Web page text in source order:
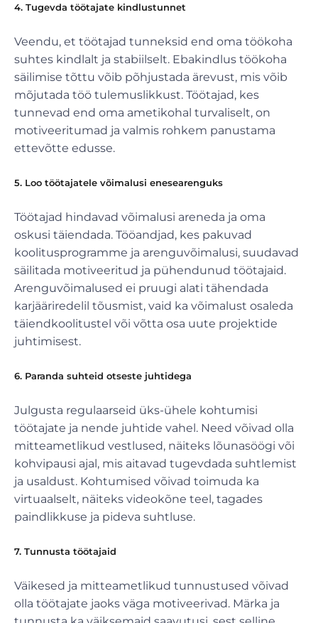
4. Tugevda töötajate kindlustunnet
Veendu, et töötajad tunneksid end oma töökoha
suhtes kindlalt ja stabiilselt. Ebakindlus töökoha
säilimise tõttu võib põhjustada ärevust, mis võib
mõjutada töö tulemuslikkust. Töötajad, kes
tunnevad end oma ametikohal turvaliselt, on
motiveeritumad ja valmis rohkem panustama
ettevõtte edusse.
5. Loo töötajatele võimalusi enesearenguks
Töötajad hindavad võimalusi areneda ja oma
oskusi täiendada. Tööandjad, kes pakuvad
koolitusprogramme ja arenguvõimalusi, suudavad
säilitada motiveeritud ja pühendunud töötajaid.
Arenguvõimalused ei pruugi alati tähendada
karjääriredelil tõusmist, vaid ka võimalust osaleda
täiendkoolitustel või võtta osa uute projektide
juhtimisest.
6. Paranda suhteid otseste juhtidega
Julgusta regulaarseid üks-ühele kohtumisi
töötajate ja nende juhtide vahel. Need võivad olla
mitteametlikud vestlused, näiteks lõunasöögi või
kohvipausi ajal, mis aitavad tugevdada suhtlemist
ja usaldust. Kohtumised võivad toimuda ka
virtuaalselt, näiteks videokõne teel, tagades
paindlikkuse ja pideva suhtluse.
7. Tunnusta töötajaid
Väikesed ja mitteametlikud tunnustused võivad
olla töötajate jaoks väga motiveerivad. Märka ja